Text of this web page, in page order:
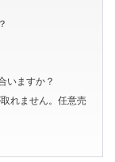
いますか？
れません。任意売